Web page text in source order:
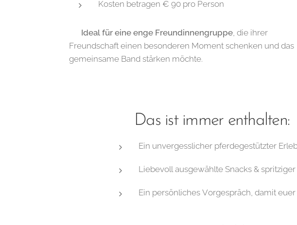
Kosten betragen € 90 pro Person
Ideal für eine enge Freundinnengruppe, die ihrer
Freundschaft einen besonderen Moment schenken und das
gemeinsame Band stärken möchte.
🌿 Das ist immer enthalten:
Ein unvergesslicher pferdegestützter
Liebevoll ausgewählte Snacks &
Ein persönliches Vorgespräch, damit